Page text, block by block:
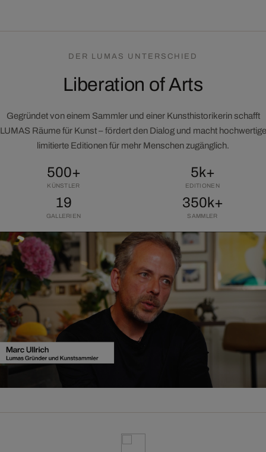
DER LUMAS UNTERSCHIED
Liberation of Arts
Gegründet von einem Sammler und einer Kunsthistorikerin schafft
LUMAS Räume für Kunst – fördert den Dialog und macht hochwertige
limitierte Editionen für mehr Menschen zugänglich.
500+
KÜNSTLER
5k+
EDITIONEN
19
GALLERIEN
350k+
SAMMLER